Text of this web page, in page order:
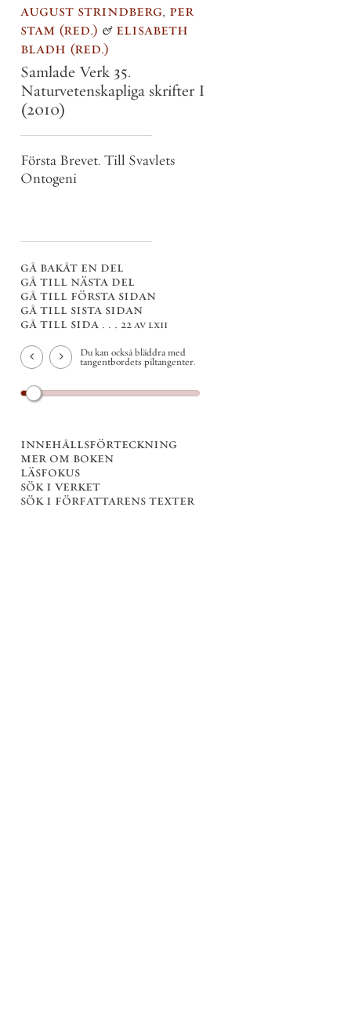
august strindberg, per
stam red. & elisabeth
bladh red.
Samlade Verk 35.
Naturvetenskapliga skrifter I
(2010)
Första Brevet. Till Svavlets
Ontogeni
gå bakåt en del
gå till nästa del
gå till första sidan
gå till sista sidan
gå till sida . . . 22 av lxii
Du kan också bläddra med
tangentbordets piltangenter.
innehållsförteckning
mer om boken
läsfokus
sök i verket
sök i författarens texter